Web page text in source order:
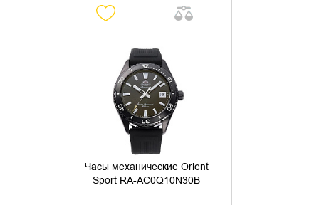
Часы механические Orient
Sport RA-AC0Q10N30B
ДОБАВИТЬ В КОРЗИНУ
КУПИТЬ В 1 КЛИК